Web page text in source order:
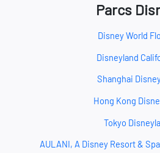
Parcs
Disney World
Disneyland
Shanghai
Hong Kong
Tokyo
AULANI, A Disney Resort &